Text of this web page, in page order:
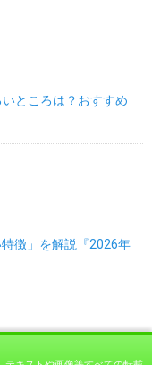
ところは？おすすめ
徴」を解説『2026年